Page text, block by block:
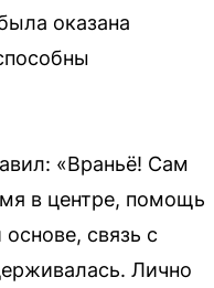
оказана
«Враньё! Сам
в центре, помощь
связь с
Лично